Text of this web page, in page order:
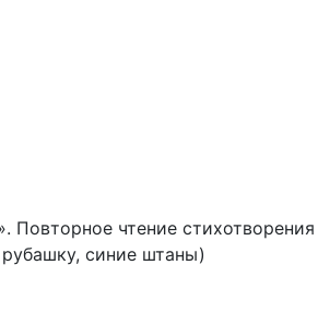
чтение стихотворения
синие штаны)